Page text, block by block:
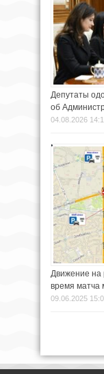
Депутаты
об
04.08.2026
Движение на
время матча
09.06.2025